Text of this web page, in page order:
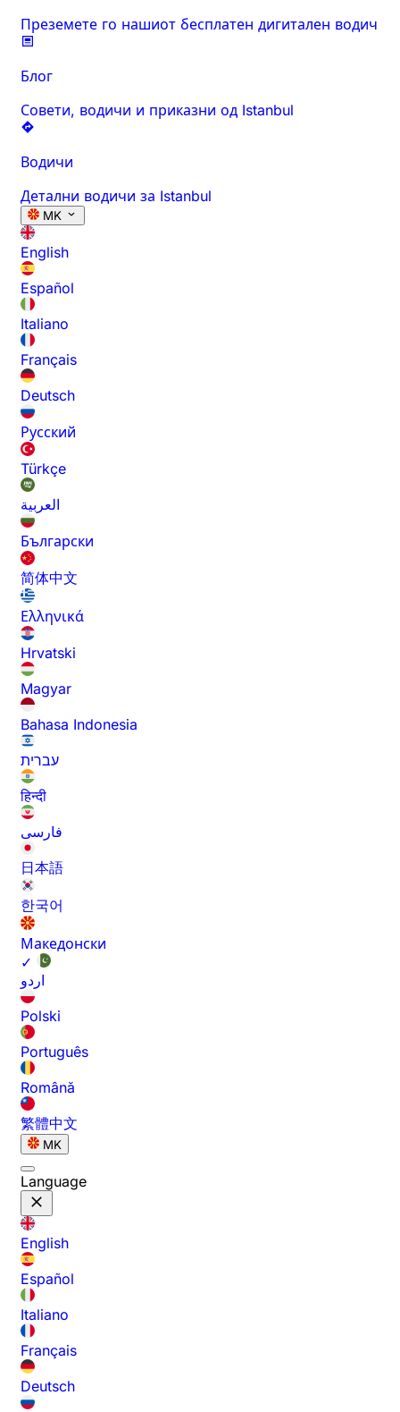
Преземете го нашиот бесплатен дигитален водич
Блог
Совети, водичи и приказни од Istanbul
Водичи
Детални водичи за Istanbul
MK
English
Español
Italiano
Français
Deutsch
Русский
Türkçe
العربية
Български
简体中文
Ελληνικά
Hrvatski
Magyar
Bahasa Indonesia
עברית
हिन्दी
فارسی
日本語
한국어
Македонски
✓
اردو
Polski
Português
Română
繁體中文
MK
Language
English
Español
Italiano
Français
Deutsch